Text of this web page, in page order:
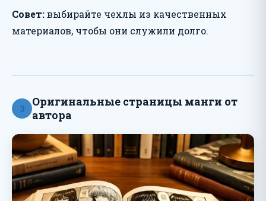
Совет:выбирайте чехлы из качественных
материалов, чтобы они служили долго.
3
Оригинальные страницы манги от
автора